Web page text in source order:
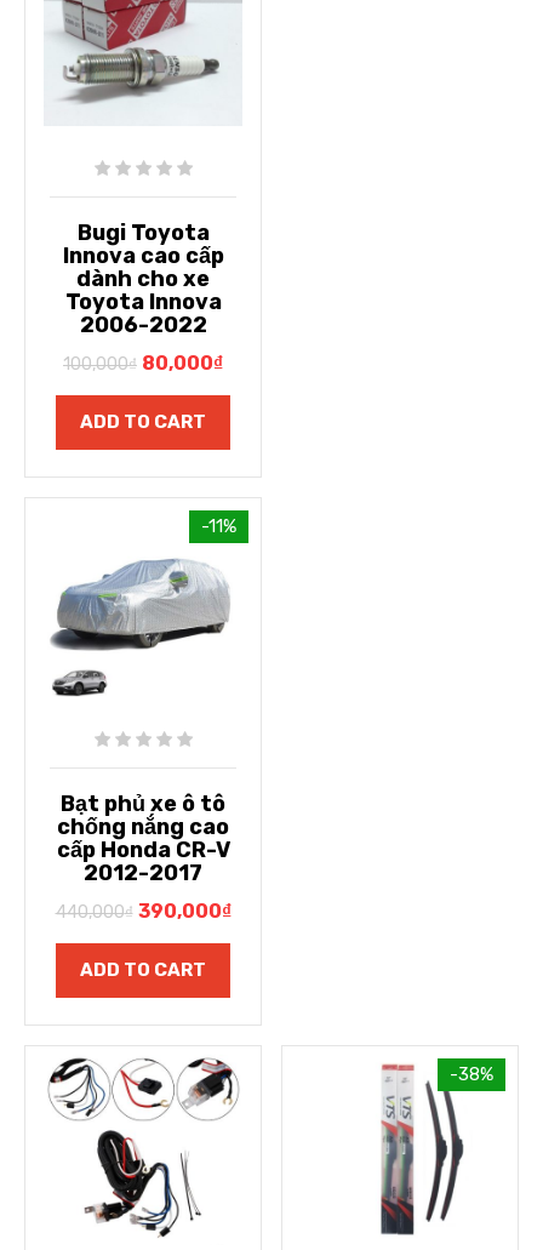
Bugi Toyota
Innova cao cấp
dành cho xe
Toyota Innova
2006-2022
100,000₫ 80,000₫
ADD TO CART
-11%
Bạt phủ xe ô tô
chống nắng cao
cấp Honda CR-V
2012-2017
440,000₫ 390,000₫
ADD TO CART
-38%